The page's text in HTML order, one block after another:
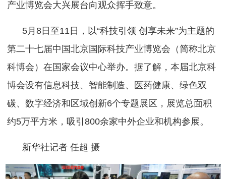
产业博览会大兴展台向观众挥手致意。
5月8日至11日，以“科技引领 创享未来”为主题的
第二十七届中国北京国际科技产业博览会（简称北京
科博会）在国家会议中心举办。据了解，本届北京科
博会设有信息科技、智能制造、医药健康、绿色双
碳、数字经济和区域创新6个专题展区，展览总面积
约5万平方米，吸引800余家中外企业和机构参展。
新华社记者 任超 摄